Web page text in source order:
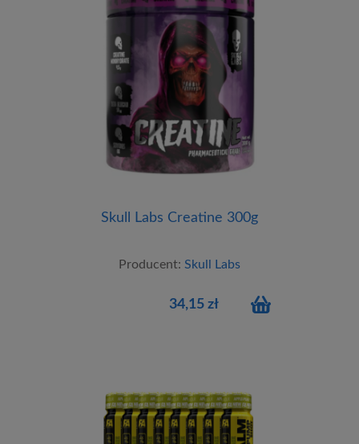
Skull Labs Creatine 300g
Producent: Skull Labs
34,15 zł